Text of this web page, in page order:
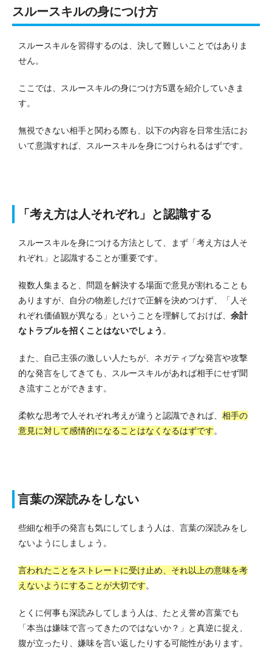
スルースキルの身につけ方
スルースキルを習得するのは、決して難しいことではありま
せん。
ここでは、スルースキルの身につけ方5選を紹介していきま
す。
無視できない相手と関わる際も、以下の内容を日常生活にお
いて意識すれば、スルースキルを身につけられるはずです。
「考え方は人それぞれ」と認識する
スルースキルを身につける方法として、まず「考え方は人そ
れぞれ」と認識することが重要です。
複数人集まると、問題を解決する場面で意見が割れることも
ありますが、自分の物差しだけで正解を決めつけず、「人そ
れぞれ価値観が異なる」ということを理解しておけば、 余計
なトラブルを招くことはないでしょう 。
また、自己主張の激しい人たちが、ネガティブな発言や攻撃
的な発言をしてきても、スルースキルがあれば相手にせず聞
き流すことができます。
柔軟な思考で人それぞれ考えが違うと認識できれば、 相手の
意見に対して感情的になることはなくなるはずです。
言葉の深読みをしない
些細な相手の発言も気にしてしまう人は、言葉の深読みをし
ないようにしましょう。
言われたことをストレートに受け止め、それ以上の意味を考
えないようにすることが大切です。
とくに何事も深読みしてしまう人は、たとえ誉め言葉でも
「本当は嫌味で言ってきたのではないか？」と真逆に捉え、
腹が立ったり、嫌味を言い返したりする可能性があります。